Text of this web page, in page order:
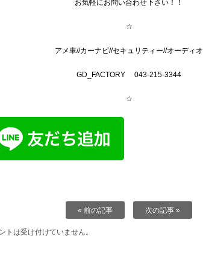
お気軽にお問い合わせ下さい！！
☆
アメ車//カーナビ//セキュリティー//オーディオ
GD_FACTORY 043-215-3344
☆
« 前の記事 次の記事 »
トは受け付けていません。